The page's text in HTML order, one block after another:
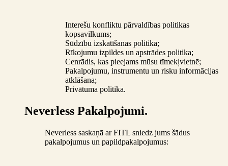
Interešu konfliktu pārvaldības politikas
kopsavilkums;
Sūdzību izskatīšanas politika;
Rīkojumu izpildes un apstrādes politika;
Cenrādis, kas pieejams mūsu tīmekļvietnē;
Pakalpojumu, instrumentu un risku informācijas
atklāšana;
Privātuma politika.
Neverless Pakalpojumi.
Neverless saskaņā ar FITL sniedz jums šādus
pakalpojumus un papildpakalpojumus: